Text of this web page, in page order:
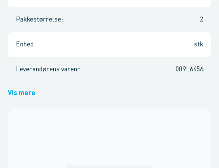
Pakkestørrelse: 2
Enhed : stk
Leverandørens varenr. : 009L6456
Vis mere